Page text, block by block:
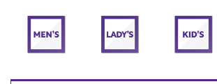
ブランド一覧
特集一覧
ご利用ガイド
会員ランク